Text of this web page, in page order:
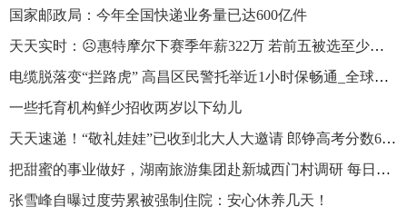
国家邮政局：今年全国快递业务量已达600亿件
天天实时：☹️惠特摩尔下赛季年薪322万 若前五被选至少是800万
电缆脱落变“拦路虎” 高昌区民警托举近1小时保畅通_全球热点
一些托育机构鲜少招收两岁以下幼儿
天天速递！“敬礼娃娃”已收到北大人大邀请 郎铮高考分数637分
把甜蜜的事业做好，湖南旅游集团赴新城西门村调研 每日速读
张雪峰自曝过度劳累被强制住院：安心休养几天！